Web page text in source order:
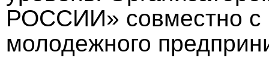
РОССИИ» совместно с
молодежного